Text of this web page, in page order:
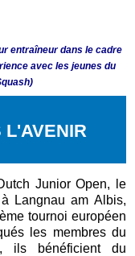
entraîneur dans le cadre
avec les jeunes du
L'AVENIR
Junior Open, le
Langnau am Albis,
tournoi européen
les membres du
ils bénéficient du